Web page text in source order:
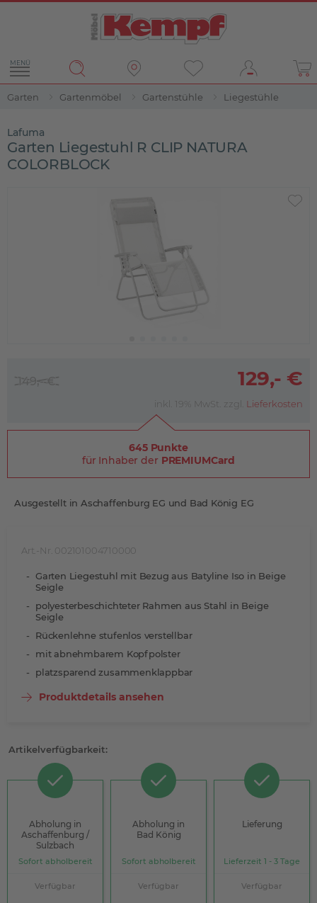
MENÜ
Garten Gartenmöbel Gartenstühle Liegestühle
Lafuma
Garten Liegestuhl R CLIP NATURA
COLORBLOCK
Art.-Nr. 002101004710000
Garten Liegestuhl mit Bezug aus Batyline Iso in Beige
Seigle
polyesterbeschichteter Rahmen aus Stahl in Beige
Seigle
Rückenlehne stufenlos verstellbar
mit abnehmbarem Kopfpolster
platzsparend zusammenklappbar
Produktdetails ansehen
Artikelverfügbarkeit:
Abholung in
Aschaffenburg /
Sulzbach
Sofort abholbereit
Verfügbar
Abholung in
Bad König
Sofort abholbereit
Verfügbar
Lieferung
Lieferzeit 1 - 3 Tage
Verfügbar
129,- €
149,- €
inkl. 19% MwSt. zzgl. Lieferkosten
645 Punkte
für Inhaber der PREMIUMCard
Ausgestellt in Aschaffenburg EG und Bad König EG